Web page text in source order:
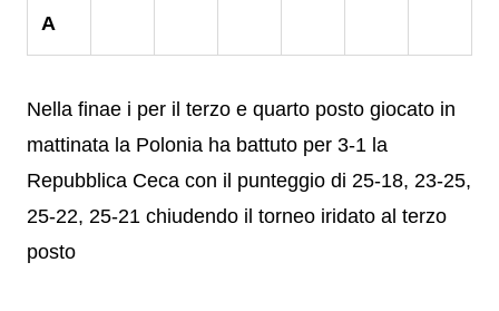
A
Nella finae i per il terzo e quarto posto giocato in
mattinata la Polonia ha battuto per 3-1 la
Repubblica Ceca con il punteggio di 25-18, 23-25,
25-22, 25-21 chiudendo il torneo iridato al terzo
posto